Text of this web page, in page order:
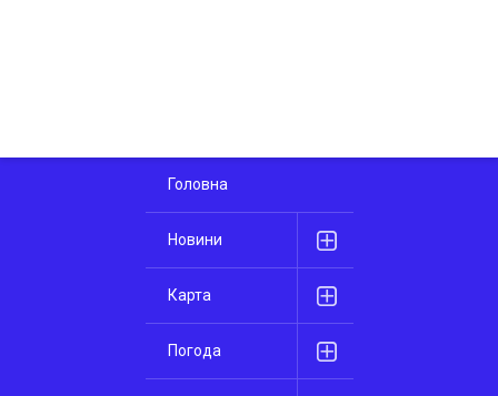
Головна
Новини
Карта
Погода